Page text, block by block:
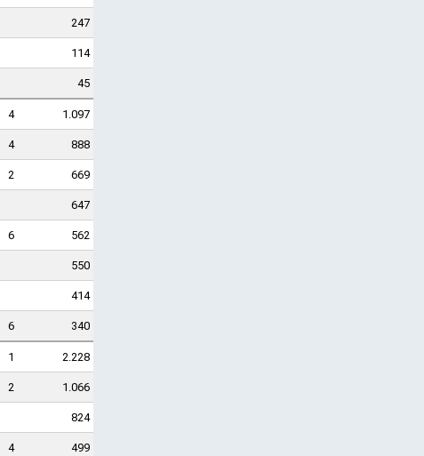
247
114
45
4 1.097
4 888
2 669
647
6 562
550
414
6 340
1 2.228
2 1.066
824
4
499